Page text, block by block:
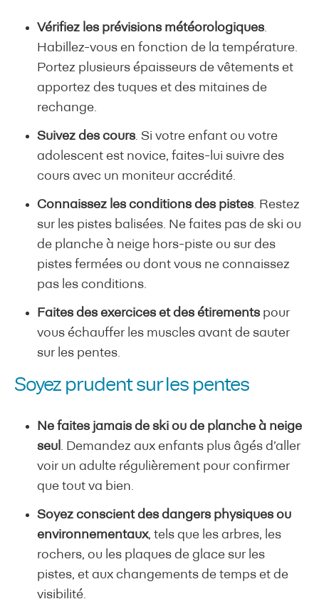
Vérifiez les prévisions météorologiques.
Habillez-vous en fonction de la température.
Portez plusieurs épaisseurs de vêtements et
apportez des tuques et des mitaines de
rechange.
Suivez des cours. Si votre enfant ou votre
adolescent est novice, faites-lui suivre des
cours avec un moniteur accrédité.
Connaissez les conditions des pistes. Restez
sur les pistes balisées. Ne faites pas de ski ou
de planche à neige hors-piste ou sur des
pistes fermées ou dont vous ne connaissez
pas les conditions.
Faites des exercices et des étirements pour
vous échauffer les muscles avant de sauter
sur les pentes.
Soyez prudent sur les pentes
Ne faites jamais de ski ou de planche à neige
seul . Demandez aux enfants plus âgés d’aller
voir un adulte régulièrement pour confirmer
que tout va bien.
Soyez conscient des dangers physiques ou
environnementaux, tels que les arbres, les
rochers, ou les plaques de glace sur les
pistes, et aux changements de temps et de
visibilité.